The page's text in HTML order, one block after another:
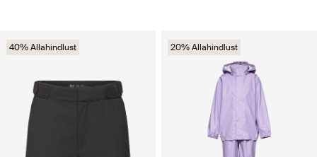
40% Allahindlust 20% Allahindlust